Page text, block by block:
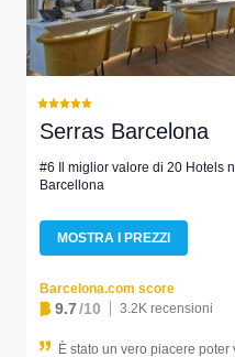
Serras Barcelona
#6 Il miglior valore di 20 Hotels
Barcellona
MOSTRA I PREZZI
Barcelona.com score
9.7/10 3.2K recensioni
È stato un vero piacere